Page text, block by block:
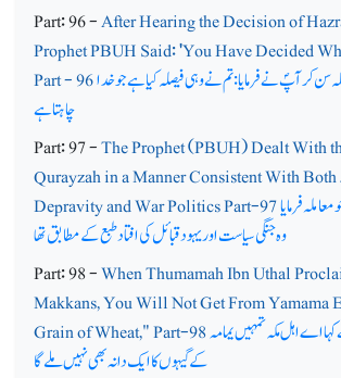
Part: 96 -After Hearing the Decision of
Prophet PBUH Said: 'You Have Decided
Part - 96سن کر آپؐ نے فرمایا: تم نے وہی فیصلہ کیا ہے جو خدا
چاہتاہے
Part: 97 -The Prophet (PBUH) Dealt With
Qurayzah in a Manner Consistent With
Depravity and War Politics Part-97فرمایا
وہ جنگی سیاست اور یہود قبائل کی افتاد طبع کے مطابق تھا
Part: 98 -When Thumamah Ibn Uthal
Makkans, You Will Not Get From Yamama
Grain of Wheat," Part-98اے اہل مکہ تمہیں یمامہ
کے گیہوں کا ایک دانہ بھی نہیں ملے گا